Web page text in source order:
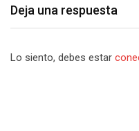
Deja una respuesta
Lo siento, debes estar